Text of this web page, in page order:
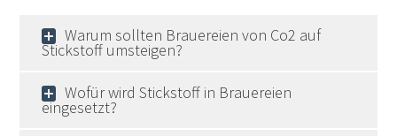
Warum sollten Brauereien von Co2 auf
Stickstoff umsteigen?
Wofür wird Stickstoff in Brauereien
eingesetzt?